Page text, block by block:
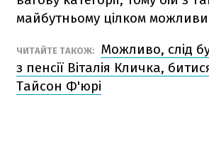
майбутньому цілком
ЧИТАЙТЕ ТАКОЖ:
Можливо, слід
з пенсії Віталія Кличка,
Тайсон Ф'юрі